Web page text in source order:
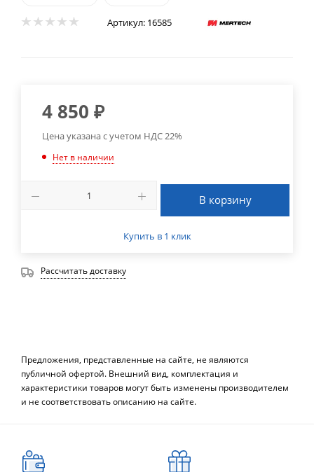
Артикул: 16585
4 850 ₽
Цена указана с учетом НДС 22%
Нет в наличии
В корзину
Купить в 1 клик
Рассчитать доставку
Предложения, представленные на сайте, не являются
публичной офертой. Внешний вид, комплектация и
характеристики товаров могут быть изменены производителем
и не соответствовать описанию на сайте.